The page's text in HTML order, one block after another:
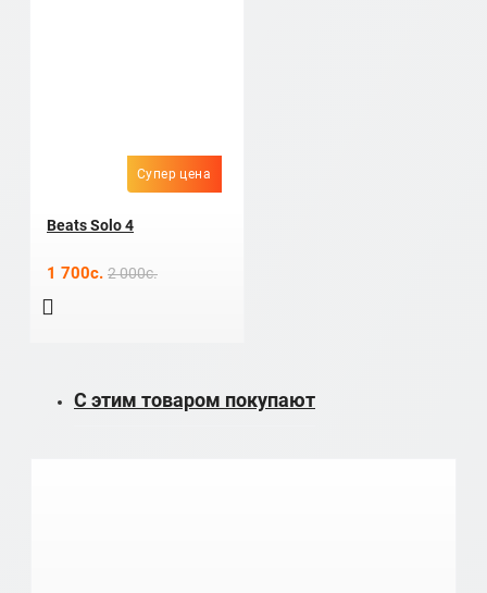
Супер цена
Beats Solo 4
1 700c. 2 000c.
С этим товаром покупают